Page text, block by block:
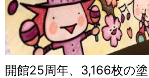
開館25周年、3,166枚の